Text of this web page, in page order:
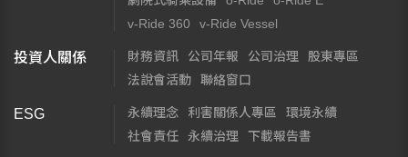
v-Ride 360
v-Ride Vessel
投資人關係 財務資訊 公司年報 公司治理
股東專區
法說會活動
聯絡窗口
ESG 永續理念 利害關係人專區
環境永續
社會責任
永續治理 下載報告書